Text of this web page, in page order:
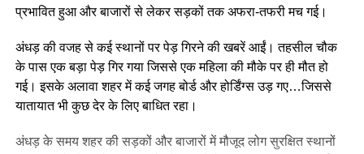
प्रभावित हुआ और बाजारों से लेकर सड़कों तक अफरा-तफरी मच गई।
अंधड़ की वजह से कई स्थानों पर पेड़ गिरने की खबरें आईं। तहसील चौक
के पास एक बड़ा पेड़ गिर गया जिससे एक महिला की मौके पर ही मौत हो
गई। इसके अलावा शहर में कई जगह बोर्ड और होर्डिंग्स उड़ गए…जिससे
यातायात भी कुछ देर के लिए बाधित रहा।
अंधड़ के समय शहर की सड़कों और बाजारों में मौजूद लोग सुरक्षित स्थानों